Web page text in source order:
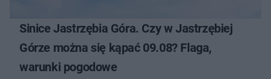
Sinice Jastrzębia Góra. Czy w Jastrzębiej
Górze można się kąpać 09.08? Flaga,
warunki pogodowe